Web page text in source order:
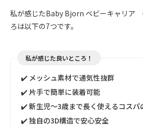
私が感じたBaby Bjorn ベビーキャリア
ろは以下の7つです。
私が感じた良いところ！
✔️ メッシュ素材で通気性抜群
✔️ 片手で簡単に装着可能
✔️ 新生児〜3歳まで長く使えるコスパ
✔️ 独自の3D構造で安心安全